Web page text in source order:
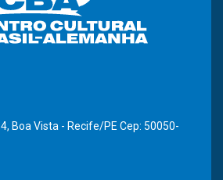
Boa Vista - Recife/PE Cep: 50050-